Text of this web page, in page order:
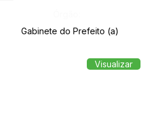
Gabinete do Prefeito (a)
Visualizar